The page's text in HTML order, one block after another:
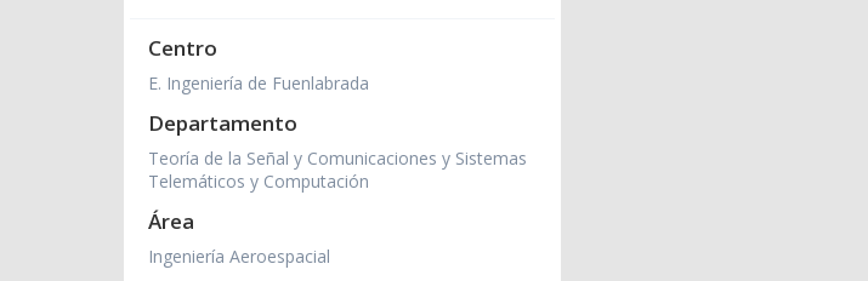
Centro
E. Ingeniería de Fuenlabrada
Departamento
Teoría de la Señal y Comunicaciones y Sistemas
Telemáticos y Computación
Área
Ingeniería Aeroespacial